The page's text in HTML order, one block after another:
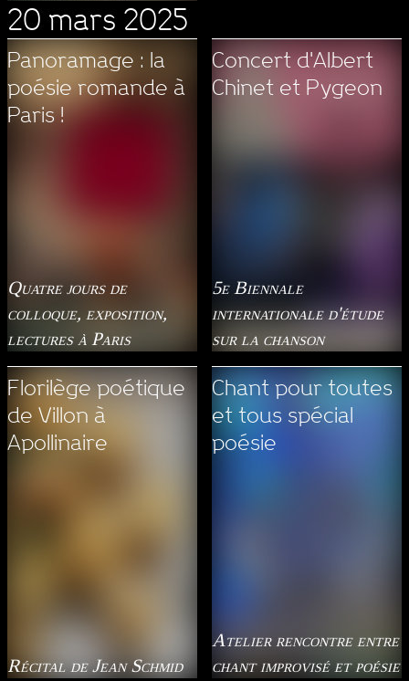
20 mars 2025
Panoramage : la
poésie romande à
Paris !
Quatre jours de
colloque, exposition,
lectures à Paris
Florilège poétique
de Villon à
Apollinaire
Récital de Jean Schmid
Concert d'Albert
Chinet et Pygeon
5e Biennale
internationale d'étude
sur la chanson
Chant pour toutes
et tous spécial
poésie
Atelier rencontre entre
chant improvisé et poésie